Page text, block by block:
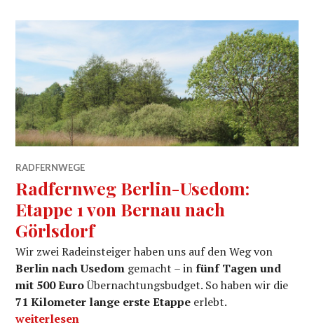
RADFERNWEGE
Radfernweg Berlin-Usedom:
Etappe 1 von Bernau nach
Görlsdorf
Wir zwei Radeinsteiger haben uns auf den Weg von
Berlin nach Usedom gemacht – infünf Tagen und
mit 500 EuroÜbernachtungsbudget. So haben wir die
71 Kilometer lange erste Etappe erlebt.
„Radfernweg Berlin-Usedom: Etappe 1 von Bernau
weiterlesen